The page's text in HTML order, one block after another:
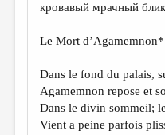
кровавый мрачный
Lе Mort d’Agamemnon*
Dans le fond du palais,
Agamemnon repose et
Dans le divin sommeil;
Vient a peine parfois